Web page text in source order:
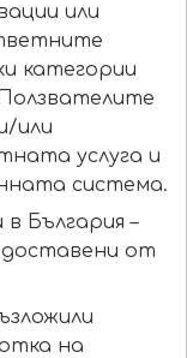
или
категории
или
услуга и
система.
България –
от
на